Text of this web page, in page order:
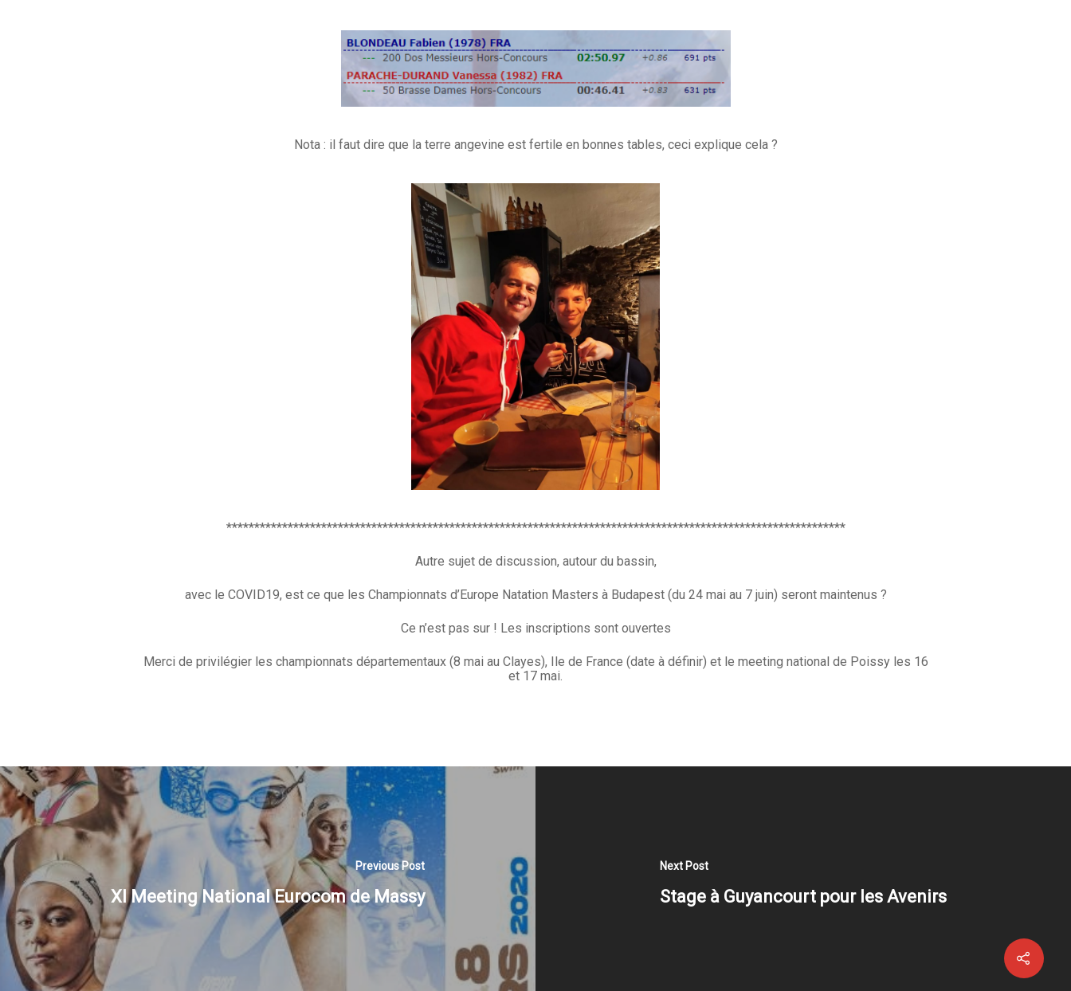
Nota : il faut dire que la terre angevine est fertile en bonnes tables, ceci explique cela ?
***************************************************************************************************************
Autre sujet de discussion, autour du bassin,
avec le COVID19, est ce que les Championnats d’Europe Natation Masters à Budapest (du 24 mai au 7 juin) seront maintenus ?
Ce n’est pas sur ! Les inscriptions sont ouvertes
Merci de privilégier les championnats départementaux (8 mai au Clayes), Ile de France (date à définir) et le meeting national de Poissy les 16
et 17 mai.
Previous Post
XI Meeting National Eurocom de Massy
Next Post
Stage à Guyancourt pour les Avenirs